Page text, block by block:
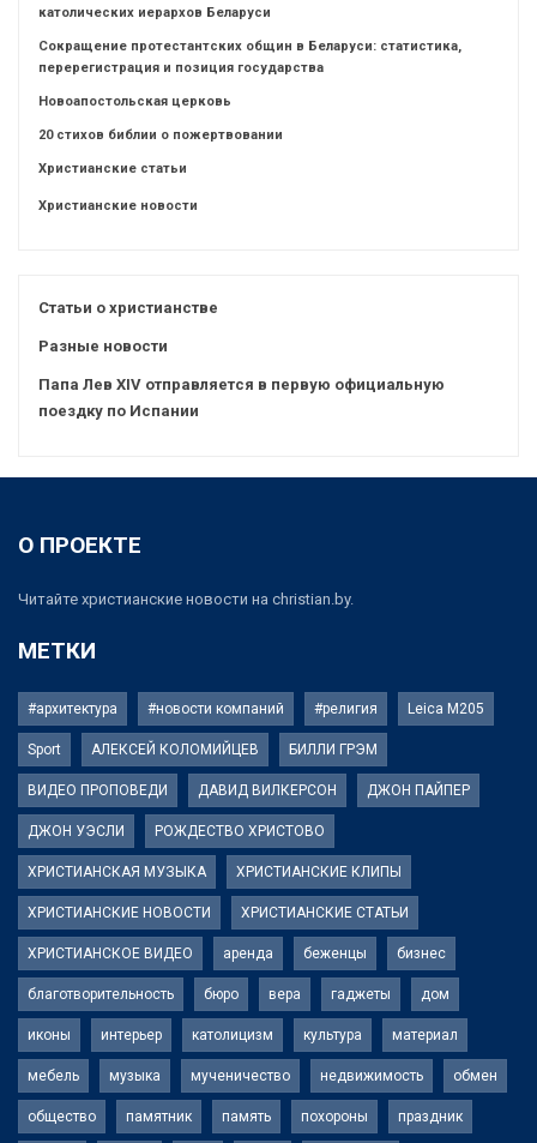
католических иерархов Беларуси
Сокращение протестантских общин в Беларуси: статистика,
перерегистрация и позиция государства
Новоапостольская церковь
20 стихов библии о пожертвовании
Христианские статьи
Христианские новости
Статьи о христианстве
Разные новости
Папа Лев XIV отправляется в первую официальную
поездку по Испании
О ПРОЕКТЕ
Читайте христианские новости на christian.by.
МЕТКИ
#архитектура #новости компаний #религия Leica M205
Sport АЛЕКСЕЙ КОЛОМИЙЦЕВ БИЛЛИ ГРЭМ
ВИДЕО ПРОПОВЕДИ ДАВИД ВИЛКЕРСОН ДЖОН ПАЙПЕР
ДЖОН УЭСЛИ РОЖДЕСТВО ХРИСТОВО
ХРИСТИАНСКАЯ МУЗЫКА ХРИСТИАНСКИЕ КЛИПЫ
ХРИСТИАНСКИЕ НОВОСТИ ХРИСТИАНСКИЕ СТАТЬИ
ХРИСТИАНСКОЕ ВИДЕО аренда беженцы бизнес
благотворительность бюро вера гаджеты дом
иконы интерьер католицизм культура материал
мебель музыка мученичество недвижимость обмен
общество памятник память похороны праздник